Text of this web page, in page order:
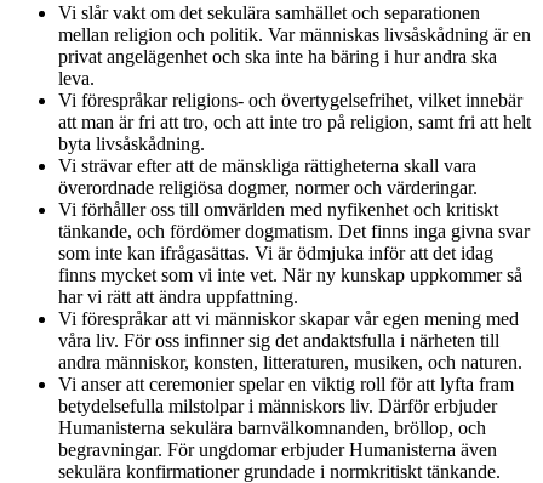
Vi slår vakt om det sekulära samhället och separationen
mellan religion och politik. Var människas livsåskådning är en
privat angelägenhet och ska inte ha bäring i hur andra ska
leva.
Vi förespråkar religions- och övertygelsefrihet, vilket innebär
att man är fri att tro, och att inte tro på religion, samt fri att helt
byta livsåskådning.
Vi strävar efter att de mänskliga rättigheterna skall vara
överordnade religiösa dogmer, normer och värderingar.
Vi förhåller oss till omvärlden med nyfikenhet och kritiskt
tänkande, och fördömer dogmatism. Det finns inga givna svar
som inte kan ifrågasättas. Vi är ödmjuka inför att det idag
finns mycket som vi inte vet. När ny kunskap uppkommer så
har vi rätt att ändra uppfattning.
Vi förespråkar att vi människor skapar vår egen mening med
våra liv. För oss infinner sig det andaktsfulla i närheten till
andra människor, konsten, litteraturen, musiken, och naturen.
Vi anser att ceremonier spelar en viktig roll för att lyfta fram
betydelsefulla milstolpar i människors liv. Därför erbjuder
Humanisterna sekulära barnvälkomnanden, bröllop, och
begravningar. För ungdomar erbjuder Humanisterna även
sekulära konfirmationer grundade i normkritiskt tänkande.